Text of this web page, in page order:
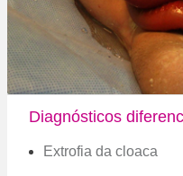
Diagnósticos
Extrofia da cloaca